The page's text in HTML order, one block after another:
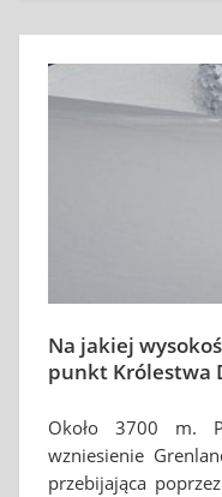
Na jakiej
punkt Królestwa
Około 3700 m.
wzniesienie
przebijająca